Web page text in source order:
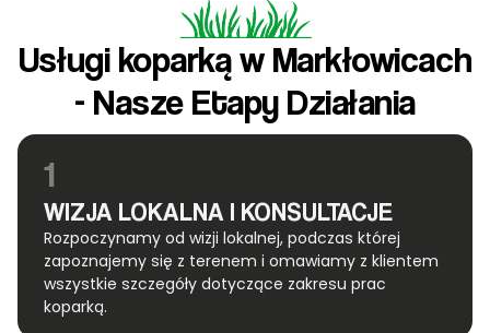
Usługi koparką w Markłowicach
- Nasze Etapy Działania
1
WIZJA LOKALNA I KONSULTACJE
Rozpoczynamy od wizji lokalnej, podczas której
zapoznajemy się z terenem i omawiamy z klientem
wszystkie szczegóły dotyczące zakresu prac
koparką.